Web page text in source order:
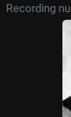
Recording